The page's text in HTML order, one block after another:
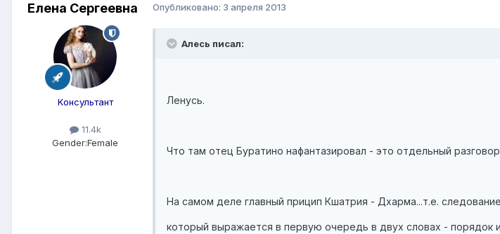
Елена Сергеевна
Kонсультант
11.4k
Gender:Female
Опубликовано: 3 апреля 2013
Алесь писал:
Ленусь.
Что там отец Буратино нафантазировал - это отдельный
На самом деле главный прицип Кшатрия - Дхарма...т.е.
который выражается в первую очередь в двух словах - порядок